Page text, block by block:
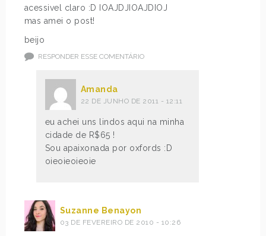
acessivel claro :D IOAJDJIOAJDIOJ
mas amei o post!
beijo
RESPONDER ESSE COMENTÁRIO
Amanda
22 DE JUNHO DE 2011 - 12:11
eu achei uns lindos aqui na minha
cidade de R$65 !
Sou apaixonada por oxfords :D
oieoieoieoie
Suzanne Benayon
03 DE FEVEREIRO DE 2010 - 10:26